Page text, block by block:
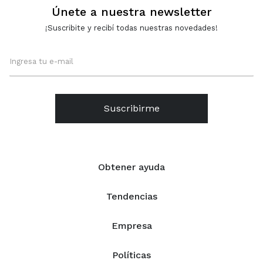
Obtener ayuda
Tendencias
Empresa
Políticas
Únete a nuestra newsletter
¡Suscribite y recibí todas nuestras novedades!
Suscribirme